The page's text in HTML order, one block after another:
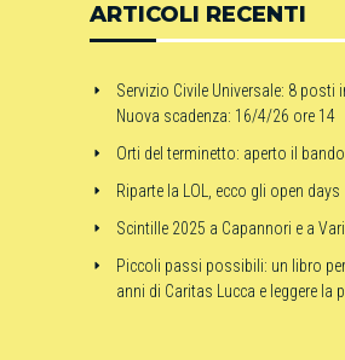
ARTICOLI RECENTI
Servizio Civile Universale: 8 posti
Nuova scadenza: 16/4/26 ore 14
Orti del terminetto: aperto il bando
Riparte la LOL, ecco gli open days
Scintille 2025 a Capannori e a
Piccoli passi possibili: un libro
anni di Caritas Lucca e leggere la